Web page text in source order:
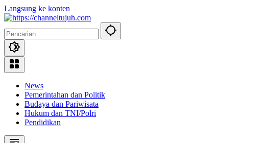
Langsung ke konten
News
Pemerintahan dan Politik
Budaya dan Pariwisata
Hukum dan TNI/Polri
Pendidikan